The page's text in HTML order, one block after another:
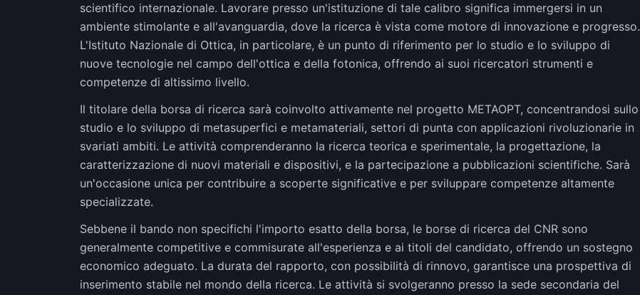
scientifico internazionale. Lavorare presso un'istituzione di tale calibro significa immergersi in un
ambiente stimolante e all'avanguardia, dove la ricerca è vista come motore di innovazione e progresso.
L'Istituto Nazionale di Ottica, in particolare, è un punto di riferimento per lo studio e lo sviluppo di
nuove tecnologie nel campo dell'ottica e della fotonica, offrendo ai suoi ricercatori strumenti e
competenze di altissimo livello.
Il titolare della borsa di ricerca sarà coinvolto attivamente nel progetto METAOPT, concentrandosi sullo
studio e lo sviluppo di metasuperfici e metamateriali, settori di punta con applicazioni rivoluzionarie in
svariati ambiti. Le attività comprenderanno la ricerca teorica e sperimentale, la progettazione, la
caratterizzazione di nuovi materiali e dispositivi, e la partecipazione a pubblicazioni scientifiche. Sarà
un'occasione unica per contribuire a scoperte significative e per sviluppare competenze altamente
specializzate.
Sebbene il bando non specifichi l'importo esatto della borsa, le borse di ricerca del CNR sono
generalmente competitive e commisurate all'esperienza e ai titoli del candidato, offrendo un sostegno
economico adeguato. La durata del rapporto, con possibilità di rinnovo, garantisce una prospettiva di
inserimento stabile nel mondo della ricerca. Le attività si svolgeranno presso la sede secondaria del